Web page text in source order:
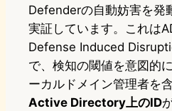
Defenderの自動妨害を発
実証しています。これは
Defense Induced
で、検知の閾値を意図的
ーカルドメイン管理者を
Active Directory上のID